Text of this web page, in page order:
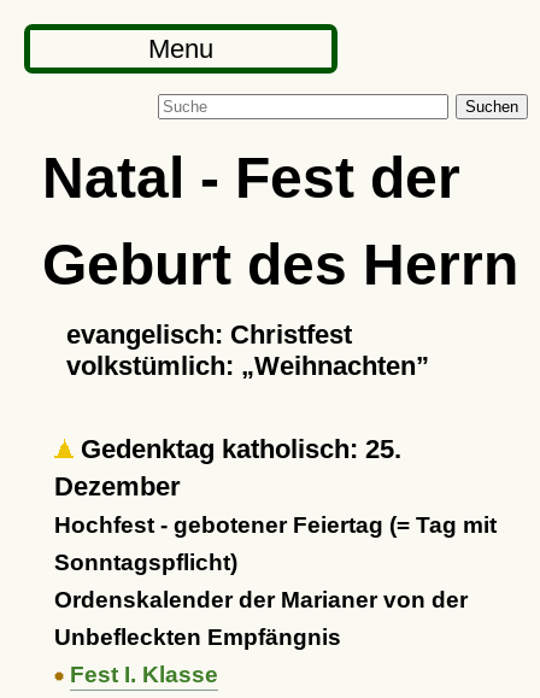
Menu
Suchen
Natal - Fest der
Geburt des Herrn
evangelisch: Christfest
volkstümlich:
Weihnachten
Gedenktag katholisch: 25.
Dezember
Hochfest - gebotener Feiertag (= Tag mit
Sonntagspflicht)
Ordenskalender der Marianer von der
Unbefleckten Empfängnis
Fest I. Klasse